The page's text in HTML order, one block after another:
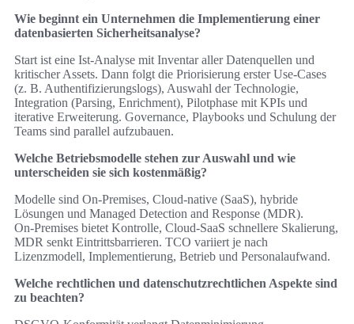
Wie beginnt ein Unternehmen die Implementierung einer
datenbasierten Sicherheitsanalyse?
Start ist eine Ist-Analyse mit Inventar aller Datenquellen und
kritischer Assets. Dann folgt die Priorisierung erster Use-Cases
(z. B. Authentifizierungslogs), Auswahl der Technologie,
Integration (Parsing, Enrichment), Pilotphase mit KPIs und
iterative Erweiterung. Governance, Playbooks und Schulung der
Teams sind parallel aufzubauen.
Welche Betriebsmodelle stehen zur Auswahl und wie
unterscheiden sie sich kostenmäßig?
Modelle sind On‑Premises, Cloud-native (SaaS), hybride
Lösungen und Managed Detection and Response (MDR).
On‑Premises bietet Kontrolle, Cloud-SaaS schnellere Skalierung,
MDR senkt Eintrittsbarrieren. TCO variiert je nach
Lizenzmodell, Implementierung, Betrieb und Personalaufwand.
Welche rechtlichen und datenschutzrechtlichen Aspekte sind
zu beachten?